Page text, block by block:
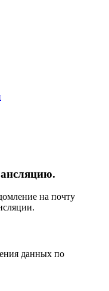
на почту
данных по